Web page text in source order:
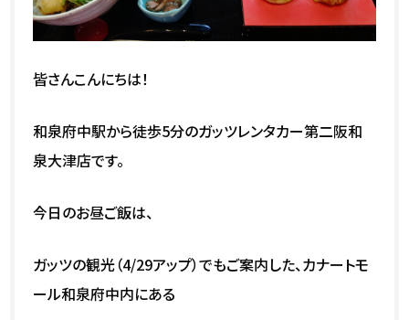
皆さんこんにちは！
和泉府中駅から徒歩5分のガッツレンタカー第二阪和
泉大津店です。
今日のお昼ご飯は、
ガッツの観光（4/29アップ）でもご案内した、カナートモ
ール和泉府中内にある